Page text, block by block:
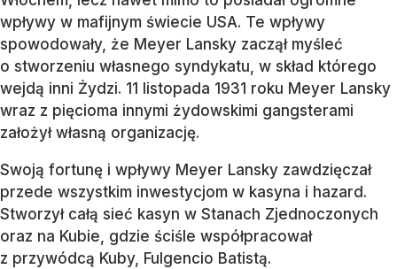
wpływy w mafijnym świecie USA. Te wpływy
spowodowały, że Meyer Lansky zaczął myśleć
o stworzeniu własnego syndykatu, w skład którego
wejdą inni Żydzi. 11 listopada 1931 roku Meyer Lansky
wraz z pięcioma innymi żydowskimi gangsterami
założył własną organizację.
Swoją fortunę i wpływy Meyer Lansky zawdzięczał
przede wszystkim inwestycjom w kasyna i hazard.
Stworzył całą sieć kasyn w Stanach Zjednoczonych
oraz na Kubie, gdzie ściśle współpracował
z przywódcą Kuby, Fulgencio Batistą.